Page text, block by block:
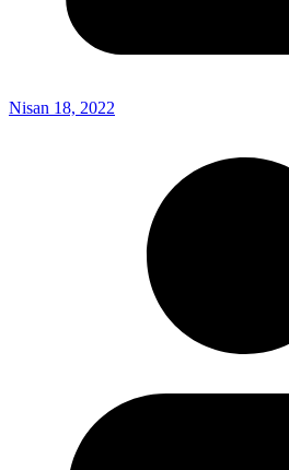
Nisan 18, 2022